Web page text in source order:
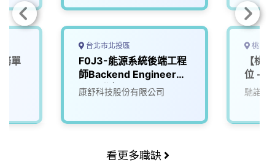
單
台北市北投區
F0J3-能源系統後端工程
師Backend Engineer
(AI)(北投)
康舒科技股份有限公司
桃園
【桃
位 -
馳諾瓦
看更多職缺